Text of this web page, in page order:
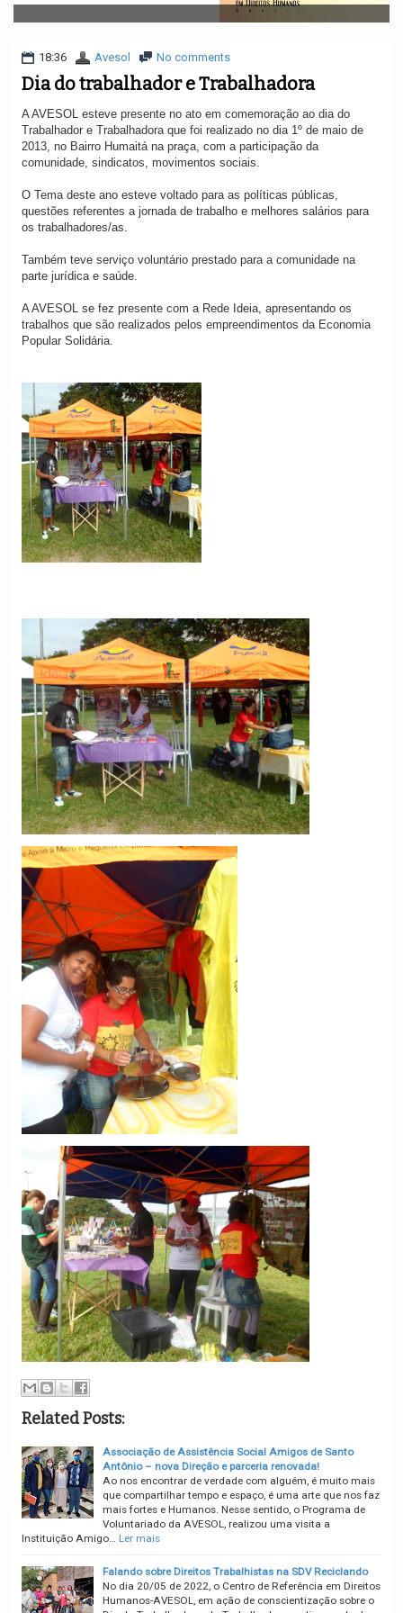
v
i
a
i
n
18:36 Avesol No comments
Dia do trabalhador e Trabalhadora
A AVESOL esteve presente no ato em comemoração ao dia do
Trabalhador e Trabalhadora que foi realizado no dia 1º de maio de
2013, no Bairro Humaitá na praça, com a participação da
comunidade, sindicatos, movimentos sociais.
O Tema deste ano esteve voltado para as políticas públicas,
questões referentes a jornada de trabalho e melhores salários para
os trabalhadores/as.
Também teve serviço voluntário prestado para a comunidade na
parte jurídica e saúde.
A AVESOL se fez presente com a Rede Ideia, apresentando os
trabalhos que são realizados pelos empreendimentos da Economia
Popular Solidária.
Related Posts:
Associação de Assistência Social Amigos de Santo
Antônio – nova Direção e parceria renovada!
Ao nos encontrar de verdade com alguém, é muito mais
que compartilhar tempo e espaço, é uma arte que nos faz
mais fortes e Humanos. Nesse sentido, o Programa de
Voluntariado da AVESOL, realizou uma visita a
Instituição Amigo… Ler mais
Falando sobre Direitos Trabalhistas na SDV Reciclando
No dia 20/05 de 2022, o Centro de Referência em Direitos
Humanos-AVESOL, em ação de conscientização sobre o